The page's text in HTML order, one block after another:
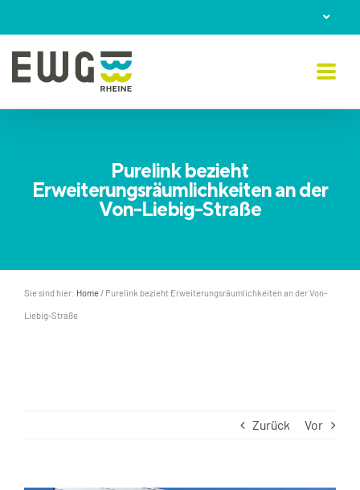
to
content
Purelink bezieht
Erweiterungsräumlichkeiten an der
Von-Liebig-Straße
Sie sind hier: Home/ Purelink bezieht Erweiterungsräumlichkeiten an der Von-
Liebig-Straße
Zurück Vor